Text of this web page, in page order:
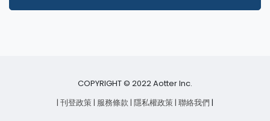
COPYRIGHT © 2022 Aotter Inc.
| 刊登政策| 服務條款 | 隱私權政策| 聯絡我們 |